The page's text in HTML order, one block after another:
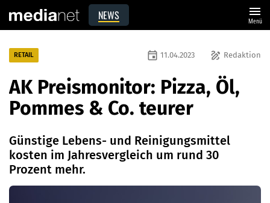
NEWS menu
Menü
RETAIL draw Redaktion
event 11.04.2023
AK Preismonitor: Pizza, Öl,
Pommes & Co. teurer
Günstige Lebens- und Reinigungsmittel
kosten im Jahresvergleich um rund 30
Prozent mehr.